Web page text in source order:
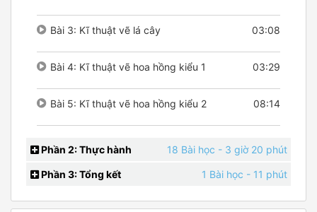
Bài 3: Kĩ thuật vẽ lá cây 03:08
Bài 4: Kĩ thuật vẽ hoa hồng kiểu 1 03:29
Bài 5: Kĩ thuật vẽ hoa hồng kiểu 2 08:14
Phần 2: Thực hành 18 Bài học - 3 giờ 20 phút
Phần 3: Tổng kết 1 Bài học - 11 phút